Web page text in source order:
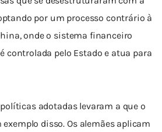
por um processo contrário à
onde o sistema financeiro
pelo Estado e atua para
adotadas levaram a que o
disso. Os alemães aplicam